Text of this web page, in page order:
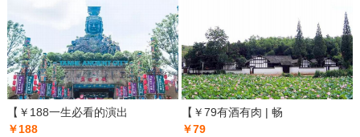
【￥188一生必看的演出
￥188
【￥79有酒有肉 | 畅
￥79